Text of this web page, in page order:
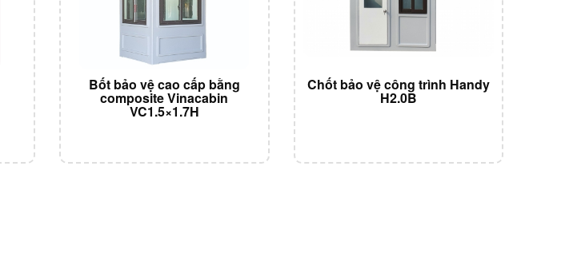
Bốt bảo vệ cao cấp bằng
composite Vinacabin
VC1.5×1.7H
Chốt bảo vệ công trình Handy
H2.0B